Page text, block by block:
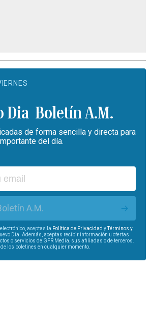
Boletín A.M.
de forma sencilla y directa para
del día.
A.M.
aceptas la Política de Privacidad yTérminos y
Día. Además, aceptas recibir información u ofertas
o servicios de GFR Media, sus afiliadas o de terceros.
los boletines en cualquier momento.